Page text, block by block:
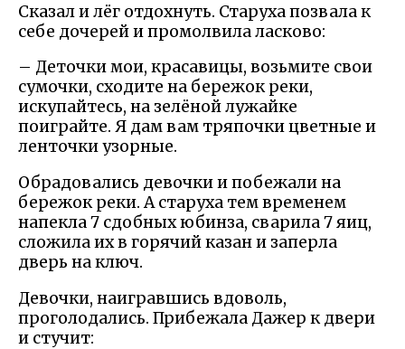
Сказал и лёг отдохнуть. Старуха позвала к
себе дочерей и промолвила ласково:
– Деточки мои, красавицы, возьмите свои
сумочки, сходите на бережок реки,
искупайтесь, на зелёной лужайке
поиграйте. Я дам вам тряпочки цветные и
ленточки узорные.
Обрадовались девочки и побежали на
бережок реки. А старуха тем временем
напекла 7 сдобных юбинза, сварила 7 яиц,
сложила их в горячий казан и заперла
дверь на ключ.
Девочки, наигравшись вдоволь,
проголодались. Прибежала Дажер к двери
и стучит: